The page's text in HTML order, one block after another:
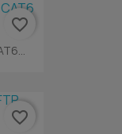
favorite_border
favorite_border